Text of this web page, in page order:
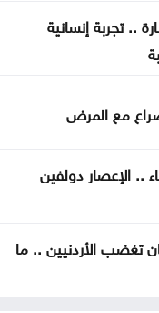
التزود
.. تجربة إنسانية
مع المرض
.. الإعصار دولفين
تغضب الأردنيين .. ما